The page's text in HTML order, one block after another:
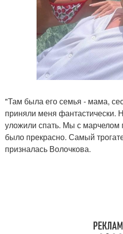
"Там была его семья - мама,
приняли меня фантастически.
уложили спать. Мы с марчелом
было прекрасно. Самый
призналась Волочкова.